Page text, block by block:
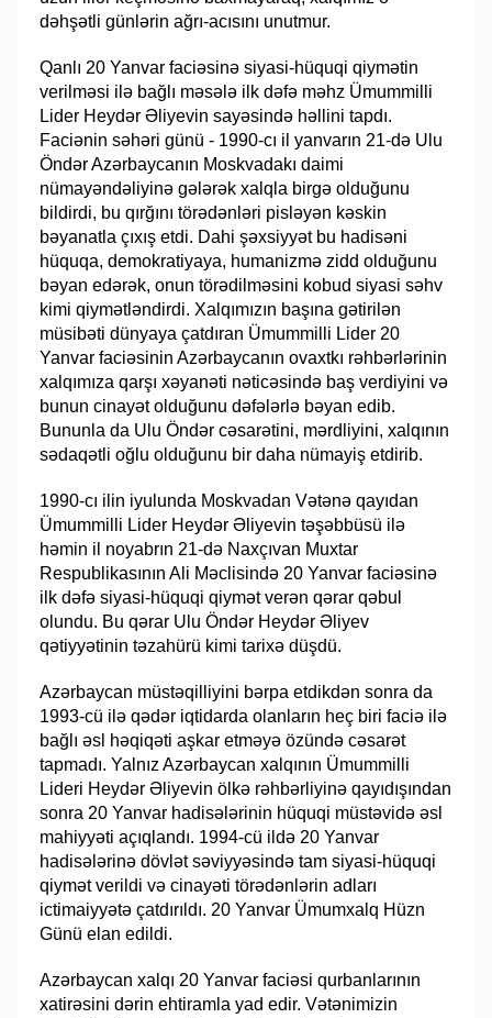
dəhşətli günlərin ağrı-acısını unutmur.
Qanlı 20 Yanvar faciəsinə siyasi-hüquqi qiymətin
verilməsi ilə bağlı məsələ ilk dəfə məhz Ümummilli
Lider Heydər Əliyevin sayəsində həllini tapdı.
Faciənin səhəri günü - 1990-cı il yanvarın 21-də Ulu
Öndər Azərbaycanın Moskvadakı daimi
nümayəndəliyinə gələrək xalqla birgə olduğunu
bildirdi, bu qırğını törədənləri pisləyən kəskin
bəyanatla çıxış etdi. Dahi şəxsiyyət bu hadisəni
hüquqa, demokratiyaya, humanizmə zidd olduğunu
bəyan edərək, onun törədilməsini kobud siyasi səhv
kimi qiymətləndirdi. Xalqımızın başına gətirilən
müsibəti dünyaya çatdıran Ümummilli Lider 20
Yanvar faciəsinin Azərbaycanın ovaxtkı rəhbərlərinin
xalqımıza qarşı xəyanəti nəticəsində baş verdiyini və
bunun cinayət olduğunu dəfələrlə bəyan edib.
Bununla da Ulu Öndər cəsarətini, mərdliyini, xalqının
sədaqətli oğlu olduğunu bir daha nümayiş etdirib.
1990-cı ilin iyulunda Moskvadan Vətənə qayıdan
Ümummilli Lider Heydər Əliyevin təşəbbüsü ilə
həmin il noyabrın 21-də Naxçıvan Muxtar
Respublikasının Ali Məclisində 20 Yanvar faciəsinə
ilk dəfə siyasi-hüquqi qiymət verən qərar qəbul
olundu. Bu qərar Ulu Öndər Heydər Əliyev
qətiyyətinin təzahürü kimi tarixə düşdü.
Azərbaycan müstəqilliyini bərpa etdikdən sonra da
1993-cü ilə qədər iqtidarda olanların heç biri faciə ilə
bağlı əsl həqiqəti aşkar etməyə özündə cəsarət
tapmadı. Yalnız Azərbaycan xalqının Ümummilli
Lideri Heydər Əliyevin ölkə rəhbərliyinə qayıdışından
sonra 20 Yanvar hadisələrinin hüquqi müstəvidə əsl
mahiyyəti açıqlandı. 1994-cü ildə 20 Yanvar
hadisələrinə dövlət səviyyəsində tam siyasi-hüquqi
qiymət verildi və cinayəti törədənlərin adları
ictimaiyyətə çatdırıldı. 20 Yanvar Ümumxalq Hüzn
Günü elan edildi.
Azərbaycan xalqı 20 Yanvar faciəsi qurbanlarının
xatirəsini dərin ehtiramla yad edir. Vətənimizin